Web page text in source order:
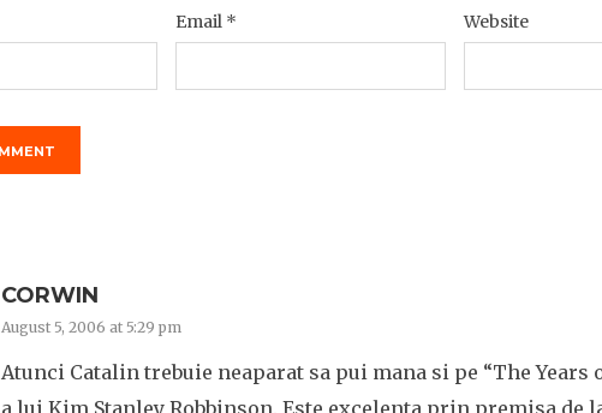
Email * Website
CORWIN
August 5, 2006 at 5:29 pm
Atunci Catalin trebuie neaparat sa pui mana si pe “The Years
a lui Kim Stanley Robbinson. Este excelenta prin premisa de